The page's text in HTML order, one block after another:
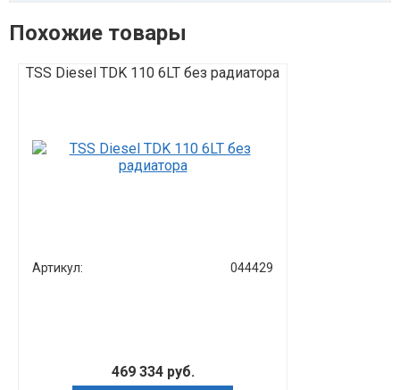
Похожие товары
TSS Diesel TDK 110 6LT без радиатора
Артикул: 044429
469 334 руб.